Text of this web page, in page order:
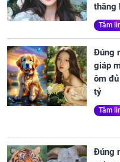
thăng
Tâm
Đúng
giáp
ôm
tỷ
Tâm
Đúng